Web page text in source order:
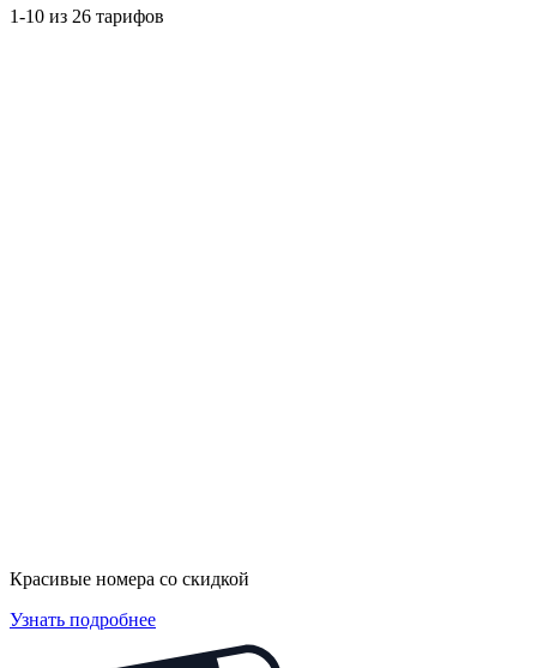
1-10 из 26 тарифов
Красивые номера со скидкой
Узнать подробнее